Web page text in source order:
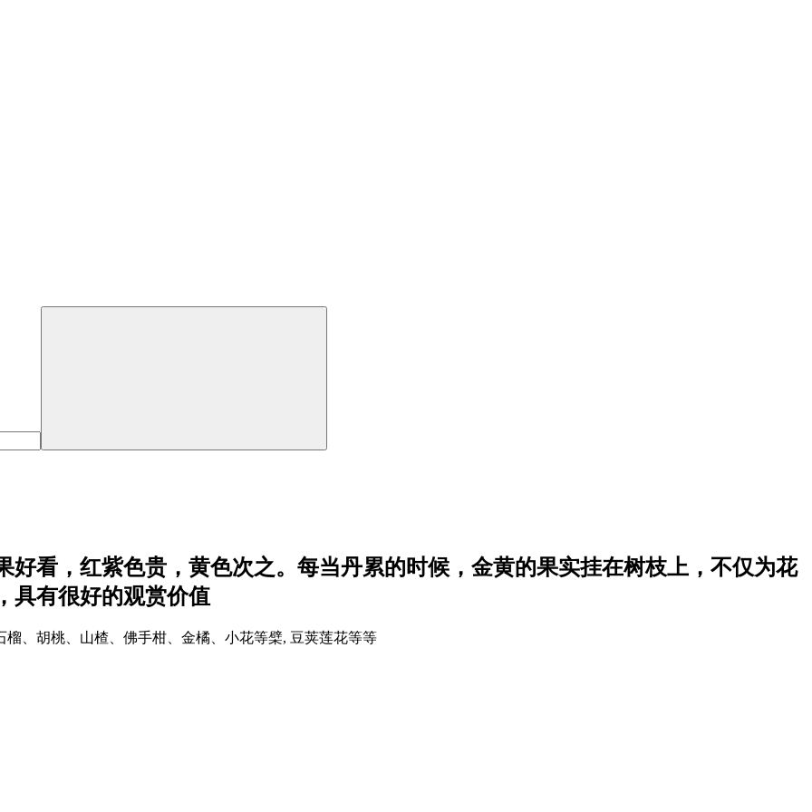
好看，红紫色贵，黄色次之。每当丹累的时候，金黄的果实挂在树枝上，不仅为花
具有很好的观赏价值
、胡桃、山楂、佛手柑、金橘、小花等檗, 豆荚莲花等等